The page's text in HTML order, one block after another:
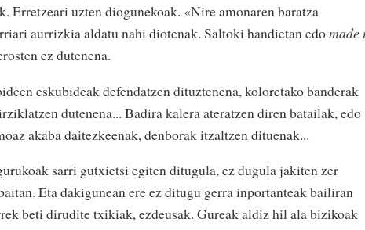
Erretzeari uzten diogunekoak. «Nire amonaren baratza
aurrizkia aldatu nahi diotenak. Saltoki handietan edomade
ez dutenena.
eskubideak defendatzen dituztenena, koloretako banderak
dutenena... Badira kalera ateratzen diren batailak, edo
akaba daitezkeenak, denborak itzaltzen dituenak...
sarri gutxietsi egiten ditugula, ez dugula jakiten zer
Eta dakigunean ere ez ditugu gerra inportanteak bailiran
beti dirudite txikiak, ezdeusak. Gureak aldiz hil ala bizikoak